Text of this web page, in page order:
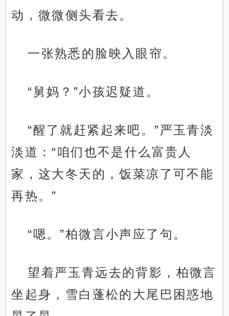
动，微微侧头看去。
一张熟悉的脸映入眼帘。
“舅妈？”小孩迟疑道。
“醒了就赶紧起来吧。”严玉青淡
淡道：“咱们也不是什么富贵人
家，这大冬天的，饭菜凉了可不能
再热。”
“嗯。”柏微言小声应了句。
望着严玉青远去的背影，柏微言
坐起身，雪白蓬松的大尾巴困惑地